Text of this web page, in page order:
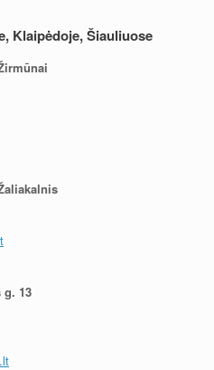
Klaipėdoje, Šiauliuose
g. 13